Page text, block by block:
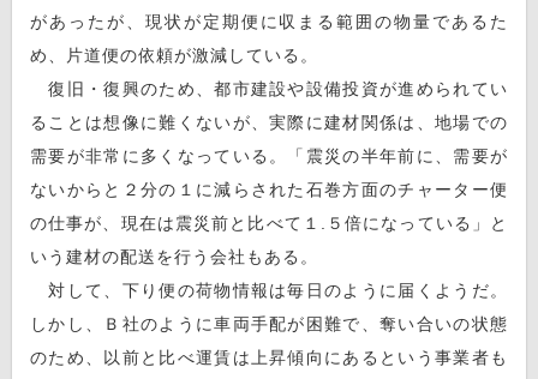
があったが、現状が定期便に収まる範囲の物量であるた
め、片道便の依頼が激減している。
復旧・復興のため、都市建設や設備投資が進められてい
ることは想像に難くないが、実際に建材関係は、地場での
需要が非常に多くなっている。「震災の半年前に、需要が
ないからと２分の１に減らされた石巻方面のチャーター便
の仕事が、現在は震災前と比べて１.５倍になっている」と
いう建材の配送を行う会社もある。
対して、下り便の荷物情報は毎日のように届くようだ。
しかし、Ｂ社のように車両手配が困難で、奪い合いの状態
のため、以前と比べ運賃は上昇傾向にあるという事業者も